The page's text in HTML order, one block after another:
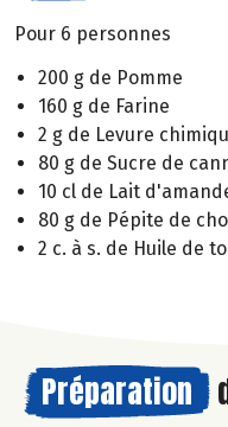
Pour 6 personnes
200 g de Pomme
160 g de Farine
2 g de Levure
80 g de Sucre de
10 cl de Lait
80 g de Pépite de
2 c. à s. de Huile de
Préparation